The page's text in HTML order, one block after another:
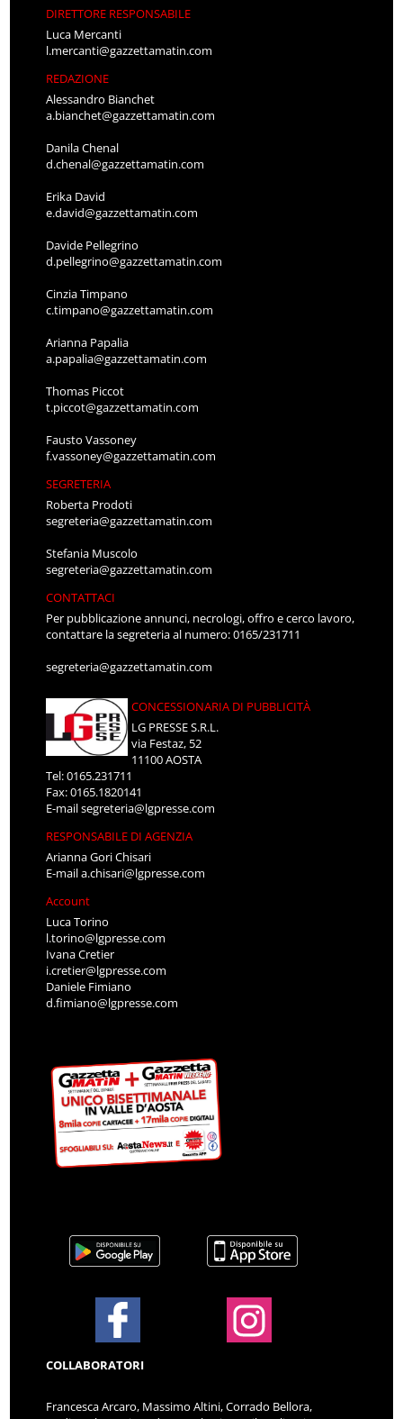
DIRETTORE RESPONSABILE
Luca Mercanti
l.mercanti@gazzettamatin.com
REDAZIONE
Alessandro Bianchet
a.bianchet@gazzettamatin.com
Danila Chenal
d.chenal@gazzettamatin.com
Erika David
e.david@gazzettamatin.com
Davide Pellegrino
d.pellegrino@gazzettamatin.com
Cinzia Timpano
c.timpano@gazzettamatin.com
Arianna Papalia
a.papalia@gazzettamatin.com
Thomas Piccot
t.piccot@gazzettamatin.com
Fausto Vassoney
f.vassoney@gazzettamatin.com
SEGRETERIA
Roberta Prodoti
segreteria@gazzettamatin.com
Stefania Muscolo
segreteria@gazzettamatin.com
CONTATTACI
Per pubblicazione annunci, necrologi, offro e cerco lavoro,
contattare la segreteria al numero: 0165/231711
segreteria@gazzettamatin.com
CONCESSIONARIA DI PUBBLICITÀ
LG PRESSE S.R.L.
via Festaz, 52
11100 AOSTA
Tel: 0165.231711
Fax: 0165.1820141
E-mailsegreteria@lgpresse.com
RESPONSABILE DI AGENZIA
Arianna Gori Chisari
E-maila.chisari@lgpresse.com
Account
Luca Torino
l.torino@lgpresse.com
Ivana Cretier
i.cretier@lgpresse.com
Daniele Fimiano
d.fimiano@lgpresse.com
COLLABORATORI
Francesca Arcaro, Massimo Altini, Corrado Bellora,